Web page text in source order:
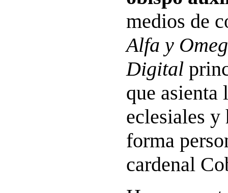
medios de
Alfa y
Digital
que asienta
eclesiales y
forma
cardenal